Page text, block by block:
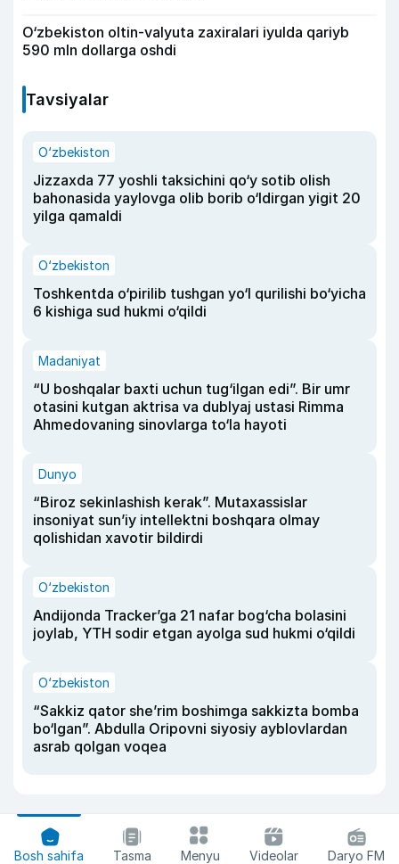
O‘zbekiston oltin-valyuta zaxiralari iyulda qariyb
590 mln dollarga oshdi
Tavsiyalar
O‘zbekiston
Jizzaxda 77 yoshli taksichini qo‘y sotib olish
bahonasida yaylovga olib borib o‘ldirgan yigit 20
yilga qamaldi
O‘zbekiston
Toshkentda o‘pirilib tushgan yo‘l qurilishi bo‘yicha
6 kishiga sud hukmi o‘qildi
Madaniyat
“U boshqalar baxti uchun tug‘ilgan edi”. Bir umr
otasini kutgan aktrisa va dublyaj ustasi Rimma
Ahmedovaning sinovlarga to‘la hayoti
Dunyo
“Biroz sekinlashish kerak”. Mutaxassislar
insoniyat sun’iy intellektni boshqara olmay
qolishidan xavotir bildirdi
O‘zbekiston
Andijonda Tracker’ga 21 nafar bog‘cha bolasini
joylab, YTH sodir etgan ayolga sud hukmi o‘qildi
O‘zbekiston
“Sakkiz qator she’rim boshimga sakkizta bomba
bo‘lgan”. Abdulla Oripovni siyosiy ayblovlardan
asrab qolgan voqea
Bosh sahifa Tasma Menyu Videolar Daryo FM